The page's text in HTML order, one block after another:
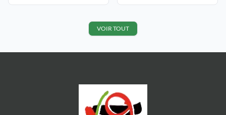
LÉGISLATURE Enregistré à la
d’Israël comme de la Cisjordanie.
Jérusalem et une autre près de […]
VOIR TOUT